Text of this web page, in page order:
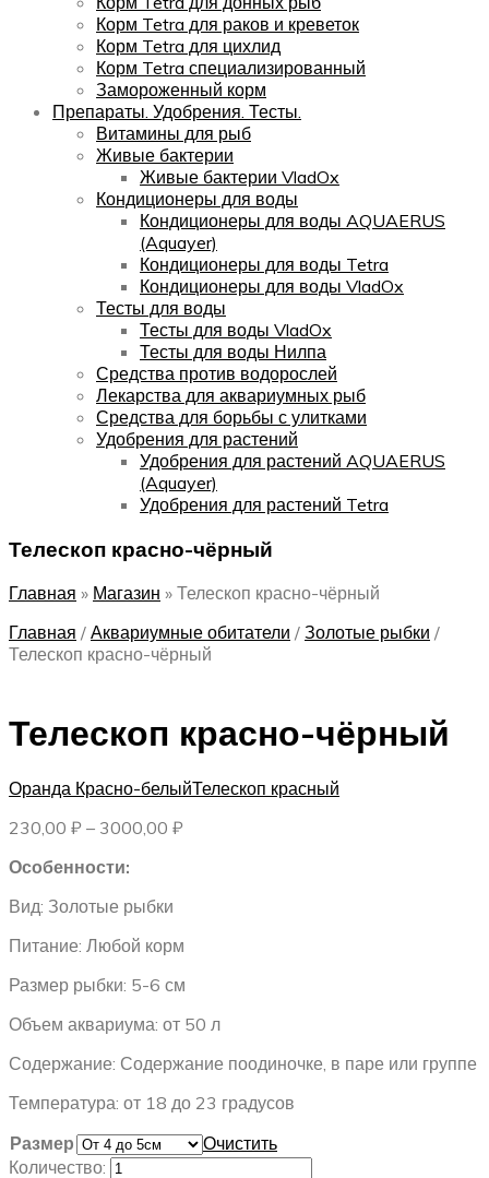
Корм Tetra для раков и креветок
Корм Tetra для цихлид
Корм Tetra специализированный
Замороженный корм
Препараты. Удобрения. Тесты.
Витамины для рыб
Живые бактерии
Живые бактерии VladOx
Кондиционеры для воды
Кондиционеры для воды AQUAERUS
(Aquayer)
Кондиционеры для воды Tetra
Кондиционеры для воды VladOx
Тесты для воды
Тесты для воды VladOx
Тесты для воды Нилпа
Средства против водорослей
Лекарства для аквариумных рыб
Средства для борьбы с улитками
Удобрения для растений
Удобрения для растений AQUAERUS
(Aquayer)
Удобрения для растений Tetra
Телескоп красно-чёрный
Главная » Магазин » Телескоп красно-чёрный
Главная / Аквариумные обитатели / Золотые рыбки /
Телескоп красно-чёрный
Телескоп красно-чёрный
Оранда Красно-белыйТелескоп красный
230,00 ₽ – 3000,00 ₽
Особенности:
Вид: Золотые рыбки
Питание: Любой корм
Размер рыбки: 5-6 см
Объем аквариума: от 50 л
Содержание: Содержание поодиночке, в паре или группе
Температура: от 18 до 23 градусов
Размер
Очистить
Количество: